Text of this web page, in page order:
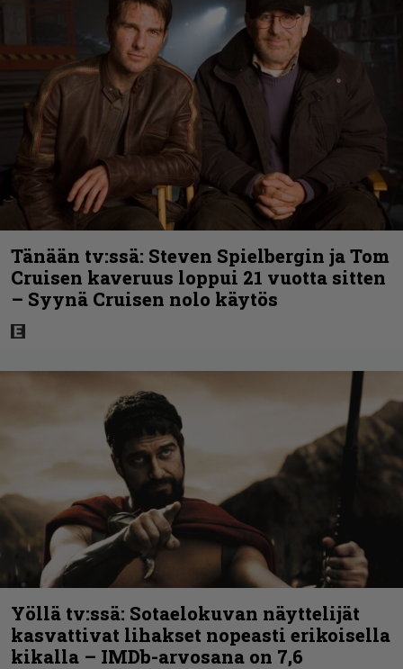
Tänään tv:ssä: Steven Spielbergin ja Tom
Cruisen kaveruus loppui 21 vuotta sitten
– Syynä Cruisen nolo käytös
Yöllä tv:ssä: Sotaelokuvan näyttelijät
kasvattivat lihakset nopeasti erikoisella
kikalla – IMDb-arvosana on 7,6